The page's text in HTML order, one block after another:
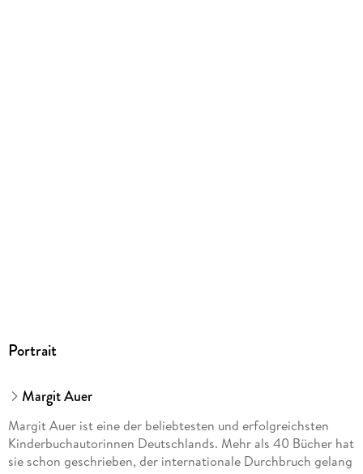
Portrait
Margit Auer
Margit Auer ist eine der beliebtesten und erfolgreichsten
Kinderbuchautorinnen Deutschlands. Mehr als 40 Bücher hat
sie schon geschrieben, der internationale Durchbruch gelang